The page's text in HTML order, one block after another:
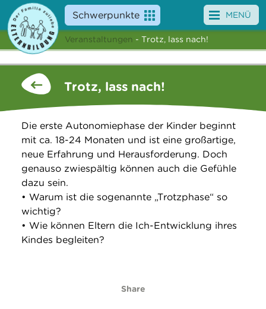
Schwerpunkte
Angebote
Veranstaltungen
Service
Über uns
Suche
MENÜ
Veranstaltungen - Trotz, lass nach!
Trotz, lass nach!
Die erste Autonomiephase der Kinder beginnt
mit ca. 18-24 Monaten und ist eine großartige,
neue Erfahrung und Herausforderung. Doch
genauso zwiespältig können auch die Gefühle
dazu sein.
• Warum ist die sogenannte „Trotzphase“ so
wichtig?
• Wie können Eltern die Ich-Entwicklung ihres
Kindes begleiten?
Share